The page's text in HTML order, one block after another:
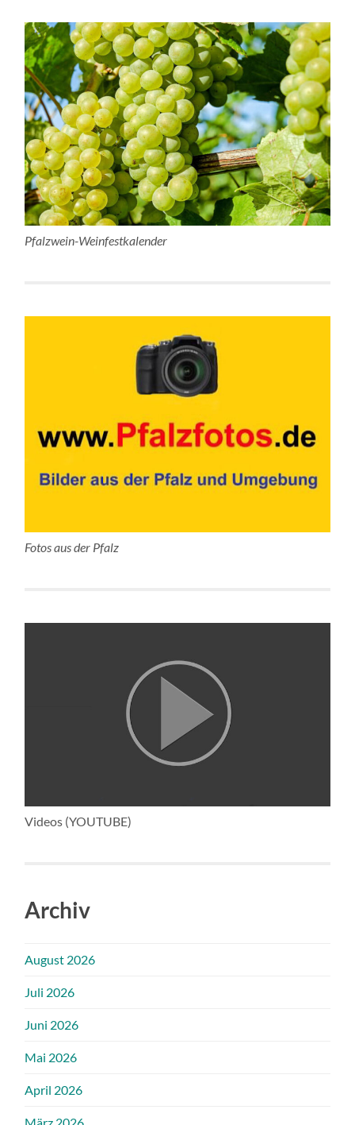
Pfalzwein-Weinfestkalender
Fotos aus der Pfalz
Videos (YOUTUBE)
Archiv
August 2026
Juli 2026
Juni 2026
Mai 2026
April 2026